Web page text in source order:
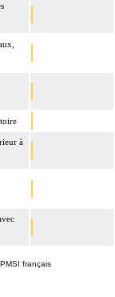
à
français